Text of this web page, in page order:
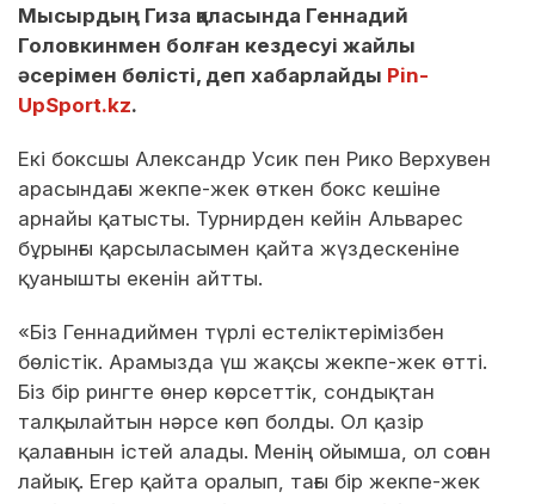
Мысырдың Гиза қаласында Геннадий
Головкинмен болған кездесуі жайлы
әсерімен бөлісті, деп хабарлайды Pin-
UpSport.kz.
Екі боксшы Александр Усик пен Рико Верхувен
арасындағы жекпе-жек өткен бокс кешіне
арнайы қатысты. Турнирден кейін Альварес
бұрынғы қарсыласымен қайта жүздескеніне
қуанышты екенін айтты.
«Біз Геннадиймен түрлі естеліктерімізбен
бөлістік. Арамызда үш жақсы жекпе-жек өтті.
Біз бір рингте өнер көрсеттік, сондықтан
талқылайтын нәрсе көп болды. Ол қазір
қалағанын істей алады. Менің ойымша, ол соған
лайық. Егер қайта оралып, тағы бір жекпе-жек